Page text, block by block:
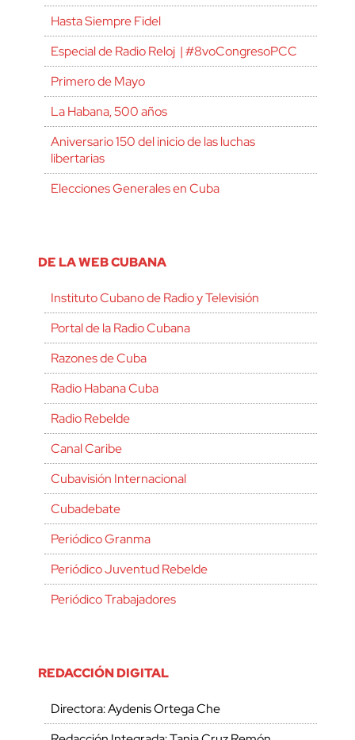
Hasta Siempre Fidel
Especial de Radio Reloj | #8voCongresoPCC
Primero de Mayo
La Habana, 500 años
Aniversario 150 del inicio de las luchas
libertarias
Elecciones Generales en Cuba
DE LA WEB CUBANA
Instituto Cubano de Radio y Televisión
Portal de la Radio Cubana
Razones de Cuba
Radio Habana Cuba
Radio Rebelde
Canal Caribe
Cubavisión Internacional
Cubadebate
Periódico Granma
Periódico Juventud Rebelde
Periódico Trabajadores
REDACCIÓN DIGITAL
Directora: Aydenis Ortega Che